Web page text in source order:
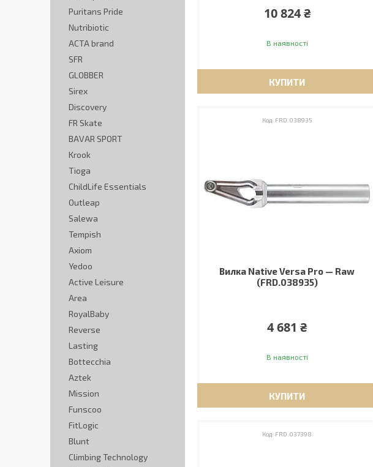
10 824 ₴
В наявності
КУПИТИ
FRD.038935
Вилка Native Versa Pro — Raw
(FRD.038935)
4 681 ₴
В наявності
КУПИТИ
FRD.037398
Puritans Pride
Nutribiotic
ACTA brand
SFR
GLOBBER
Sirex
Discovery
FR Skate
BAVAR SPORT
Krook
Tioga
ChildLife Essentials
Outleap
Salewa
Tempish
Axiom
Yedoo
Active Leisure
Area
RoyalBaby
Reverse
Lasting
Bottecchia
Aztek
Mission
Funscoo
FitLogic
Blunt
Climbing Technology